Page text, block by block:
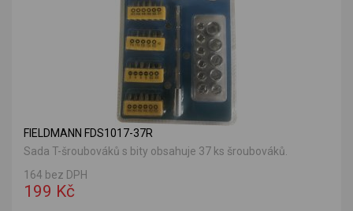
FIELDMANN FDS1017-37R
Sada T-šroubováků s bity obsahuje 37 ks šroubováků.
164 bez DPH
199 Kč